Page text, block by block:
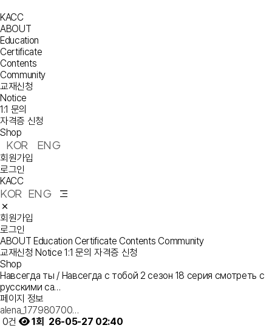
KACC
ABOUT
Education
Certificate
Contents
Community
교재신청
Notice
1:1 문의
자격증 신청
Shop
KOR ENG
회원가입
로그인
KACC
KOR ENG
회원가입
로그인
ABOUT Education Certificate Contents Community
교재신청 Notice 1:1 문의 자격증 신청
Shop
Навсегда ты / Навсегда с тобой 2 сезон 18 серия смотреть с
русскими са…
페이지 정보
alena_177980700…
0건
1회 26-05-27 02:40